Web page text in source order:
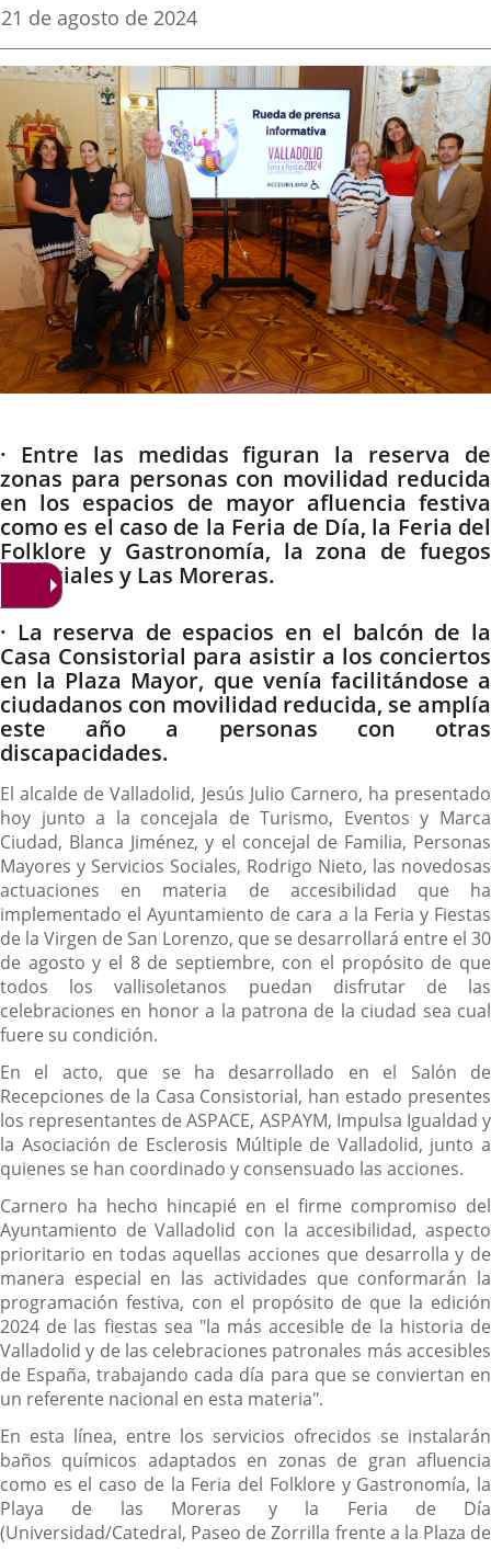
aplicación
externa.
aplicación
externa.
Fecha
la
noticia
21 de agosto de 2024
Descripción
· Entre las medidas figuran la reserva de
zonas para personas con movilidad reducida
en los espacios de mayor afluencia festiva
como es el caso de la Feria de Día, la Feria del
Folklore y Gastronomía, la zona de fuegos
artificiales y Las Moreras.
· La reserva de espacios en el balcón de la
Casa Consistorial para asistir a los conciertos
en la Plaza Mayor, que venía facilitándose a
ciudadanos con movilidad reducida, se amplía
este año a personas con otras
discapacidades.
El alcalde de Valladolid, Jesús Julio Carnero, ha presentado
hoy junto a la concejala de Turismo, Eventos y Marca
Ciudad, Blanca Jiménez, y el concejal de Familia, Personas
Mayores y Servicios Sociales, Rodrigo Nieto, las novedosas
actuaciones en materia de accesibilidad que ha
implementado el Ayuntamiento de cara a la Feria y Fiestas
de la Virgen de San Lorenzo, que se desarrollará entre el 30
de agosto y el 8 de septiembre, con el propósito de que
todos los vallisoletanos puedan disfrutar de las
celebraciones en honor a la patrona de la ciudad sea cual
fuere su condición.
En el acto, que se ha desarrollado en el Salón de
Recepciones de la Casa Consistorial, han estado presentes
los representantes de ASPACE, ASPAYM, Impulsa Igualdad y
la Asociación de Esclerosis Múltiple de Valladolid, junto a
quienes se han coordinado y consensuado las acciones.
Carnero ha hecho hincapié en el firme compromiso del
Ayuntamiento de Valladolid con la accesibilidad, aspecto
prioritario en todas aquellas acciones que desarrolla y de
manera especial en las actividades que conformarán la
programación festiva, con el propósito de que la edición
2024 de las fiestas sea "la más accesible de la historia de
Valladolid y de las celebraciones patronales más accesibles
de España, trabajando cada día para que se conviertan en
un referente nacional en esta materia".
En esta línea, entre los servicios ofrecidos se instalarán
baños químicos adaptados en zonas de gran afluencia
como es el caso de la Feria del Folklore y Gastronomía, la
Playa de las Moreras y la Feria de Día
(Universidad/Catedral, Paseo de Zorrilla frente a la Plaza de